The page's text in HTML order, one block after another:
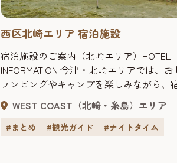
西区北崎エリア 宿泊施設
宿泊施設のご案内（北崎エリア）HOTEL
INFORMATION 今津・北崎エリアでは、
ランピングやキャンプを楽しみながら、
とができます。 唐泊ヴィレッジ 1サイトにつき2名
様〜4名様まで、最大3組まで入村OK。食
と食材を元に各自で調理するスタイル。
WEST COAST（北﨑・糸島）エリア
#まとめ #観光ガイド #ナイトタイム